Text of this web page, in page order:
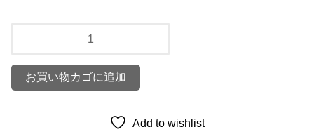
tiara【gel】
300ml
お買い物カゴに追加
Add to wishlist